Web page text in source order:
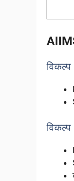
विकल्प
विकल्प